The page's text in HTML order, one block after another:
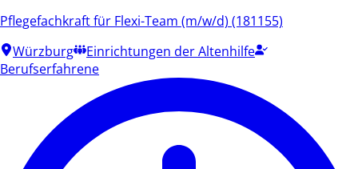
Pflegefachkraft für Flexi-Team (m/w/d) (181155)
Würzburg
Einrichtungen der Altenhilfe
Berufserfahrene